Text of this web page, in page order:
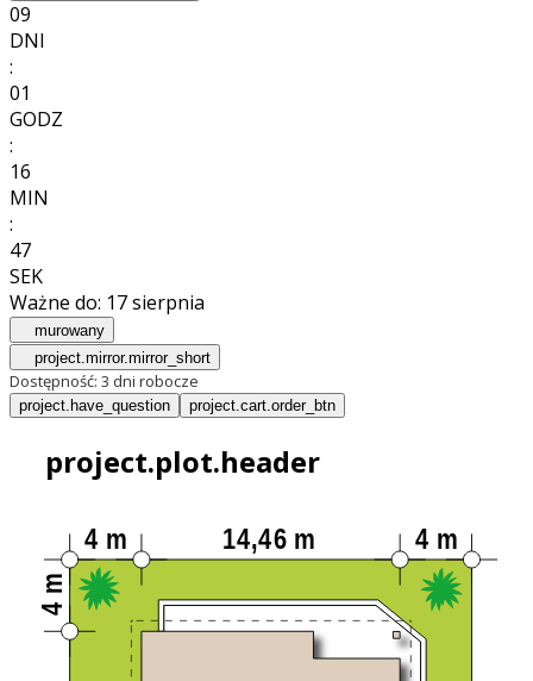
09
DNI
:
01
GODZ
:
16
MIN
:
46
SEK
Ważne do: 17 sierpnia
murowany
project.mirror.mirror_short
Dostępność: 3 dni robocze
project.have_question project.cart.order_btn
project.plot.header